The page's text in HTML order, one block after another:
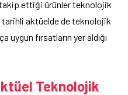
ettiği ürünler teknolojik
tarihli aktüelde de teknolojik
uygun fırsatların yer aldığı
Teknolojik